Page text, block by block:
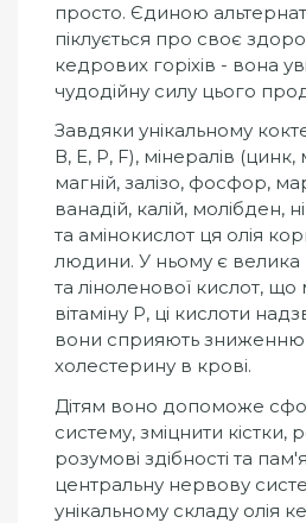
просто. Єдиною
піклується про своє
кедрових горіхів - вона
чудодійну силу цього
Завдяки унікальному
В, Е, Р, F), мінералів (цинк,
магній, залізо, фосфор,
ванадій, калій, молібден,
та амінокислот ця олія
людини. У ньому є велика
та ліноленової кислот, що
вітаміну Р, ці кислоти
вони сприяють зниженню
холестерину в крові.
Дітям воно допоможе
систему, зміцнити кістки,
розумові здібності та
центральну нервову
унікальному складу олія